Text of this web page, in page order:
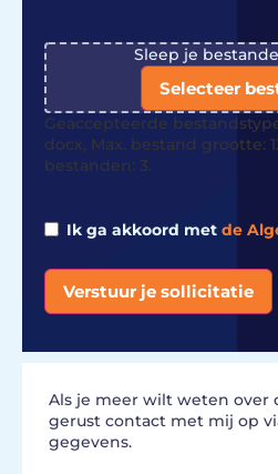
File Sleep je
Selecteer
Geaccepteerde
docx, Max. bestand grootte:
bestanden: 3.
Ik ga akkoord met de
Verstuur je sollicitatie
Als je meer wilt weten over
gerust contact met mij op
gegevens.